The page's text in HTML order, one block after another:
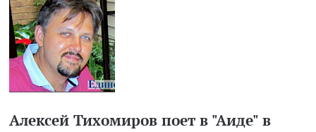
Алексей Тихомиров поет в "Аиде" в